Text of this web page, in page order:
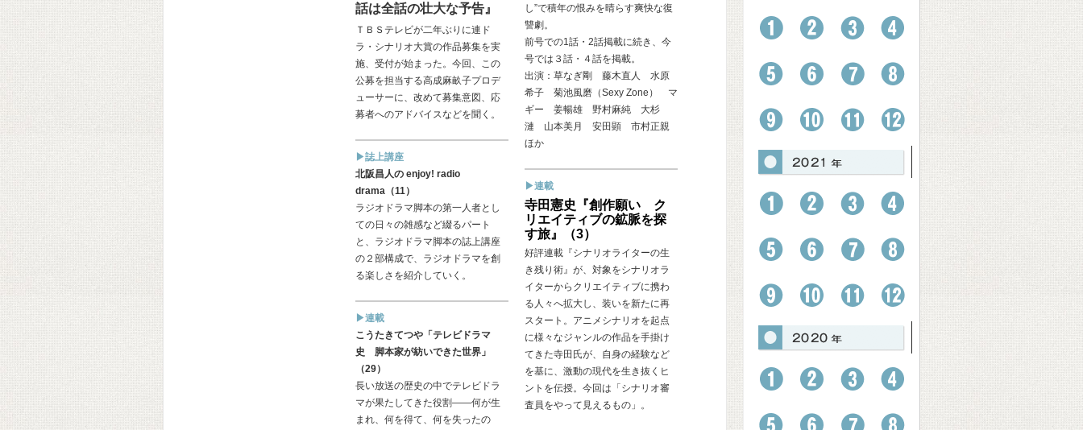
し”で積年の恨みを晴らす爽快な復
讐劇。
前号での1話・2話掲載に続き、今
号では３話・４話を掲載。
出演：草なぎ剛 藤木直人 水原
希子 菊池風磨（Sexy Zone） マ
ギー 姜暢雄 野村麻純 大杉
漣 山本美月 安田顕 市村正親
ほか
話は全話の壮大な予告』
ＴＢＳテレビが二年ぶりに連ド
ラ・シナリオ大賞の作品募集を実
施、受付が始まった。今回、この
公募を担当する高成麻畝子プロデ
ューサーに、改めて募集意図、応
募者へのアドバイスなどを聞く。
▶誌上講座
北阪昌人の enjoy! radio
drama（11）
ラジオドラマ脚本の第一人者とし
ての日々の雑感など綴るパート
と、ラジオドラマ脚本の誌上講座
の２部構成で、ラジオドラマを創
る楽しさを紹介していく。
▶連載
寺田憲史『創作願い ク
リエイティブの鉱脈を探
す旅』（3）
好評連載『シナリオライターの生
き残り術』が、対象をシナリオラ
イターからクリエイティブに携わ
る人々へ拡大し、装いを新たに再
スタート。アニメシナリオを起点
に様々なジャンルの作品を手掛け
てきた寺田氏が、自身の経験など
を基に、激動の現代を生き抜くヒ
ントを伝授。今回は「シナリオ審
査員をやって見えるもの」。
▶連載
こうたきてつや「テレビドラマ
史 脚本家が紡いできた世界」
（29）
長い放送の歴史の中でテレビドラ
マが果たしてきた役割——何が生
まれ、何を得て、何を失ったの